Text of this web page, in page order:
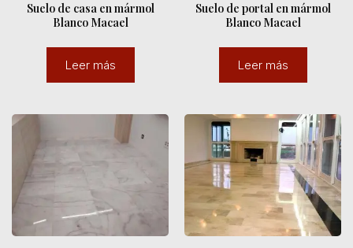
Suelo de casa en mármol
Blanco Macael
Leer más
Suelo de portal en mármol
Blanco Macael
Leer más